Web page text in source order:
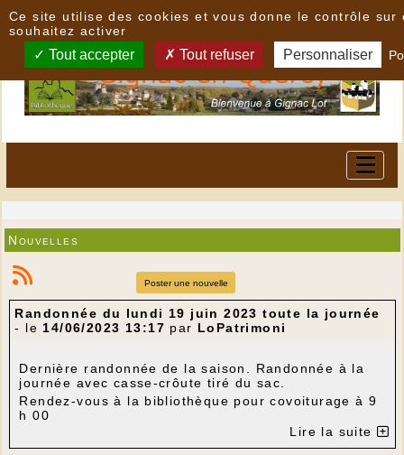
Nouvelles
Poster une nouvelle
Randonnée du lundi 19 juin 2023 toute la journée
- le14/06/2023 13:17 par LoPatrimoni
Dernière randonnée de la saison. Randonnée à la
journée avec casse-crôute tiré du sac.
Rendez-vous à la bibliothèque pour covoiturage à 9
h 00
Regroupement à la gare de Turenne à 9h 30
Parcours : Gare de Turenne / Ligneyrac / Peyrignac
Lire la suite
Ce site utilise des cookies et vous donne le contrôle sur
souhaitez activer
Tout accepter Tout refuser Personnaliser